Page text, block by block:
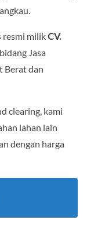
resmi milikCV.
Jasa
Berat dan
clearing, kami
lahan lain
dengan harga